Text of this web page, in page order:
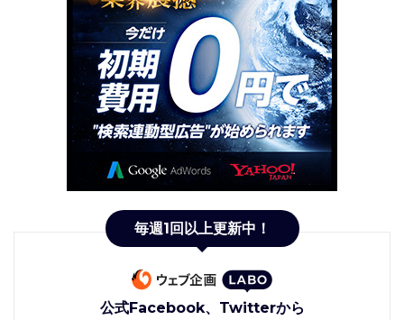
毎週1回以上更新中！
公式Facebook、Twitterから